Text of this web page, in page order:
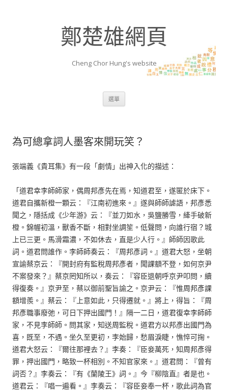
鄭楚雄網頁
Cheng Chor Hung's website
選單
為可總拿詞人墨客來開玩笑？
張端義《貴耳集》有一段「劇情」出神入化的描述：
「道君幸李師師家，偶周邦彥先在焉，知道君至，遂匿於床下。
道君自攜新橙一顆云：『江南初進來。』遂與師師謔語，邦彥悉
聞之，隱括成《少年游》云：『並刀如水，吳鹽勝雪，縴手破新
橙。錦幄初溫，獸香不斷，相對坐調笙。低聲問，向誰行宿？城
上已三更。馬滑霜濃，不如休去，直是少人行。』師師因歌此
詞。道君問誰作。李師師奏云：『周邦彥詞。』道君大怒，坐朝
宣諭蔡京云：『開封府有監稅周邦彥者，聞課額不登，如何京尹
不案發來？』蔡京罔知所以，奏云：『容臣退朝呼京尹叩問，續
得復奏。』京尹至，蔡以御前聖旨諭之。京尹云：『惟周邦彥課
額增羨。』蔡云：『上意如此，只得遷就。』將上，得旨：『周
邦彥職事廢弛，可日下押出國門！』隔一二日，道君復幸李師師
家，不見李師師。問其家，知送周監稅。道君方以邦彥出國門為
喜，既至，不遇。坐久至更初，李始歸，愁眉淚睫，憔悴可掬。
道君大怒云：『爾往那裡去？』李奏：『臣妾萬死，知周邦彥得
罪，押出國門，略致一杯相別。不知官家來。』道君問：『曾有
詞否？』李奏云：『有《蘭陵王》詞。』今『柳陰直』者是也。
道君云：『唱一遍看。』李奏云：『容臣妾奉一杯，歌此詞為官